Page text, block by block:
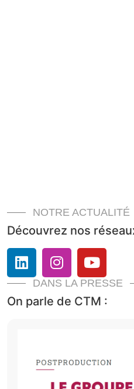
NOTRE ACTUALITÉ
Découvrez nos
DANS LA PRESSE
On parle de CTM :